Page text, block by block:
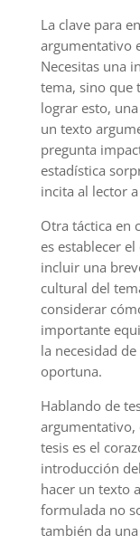
La clave para
argumentativo
Necesitas una
tema, sino que
lograr esto,
un texto
pregunta
estadística
incita al lector
Otra táctica en
es establecer
incluir una
cultural del
considerar
importante
la necesidad
oportuna.
Hablando de
argumentativo,
tesis es el
introducción
hacer un texto
formulada no
también da